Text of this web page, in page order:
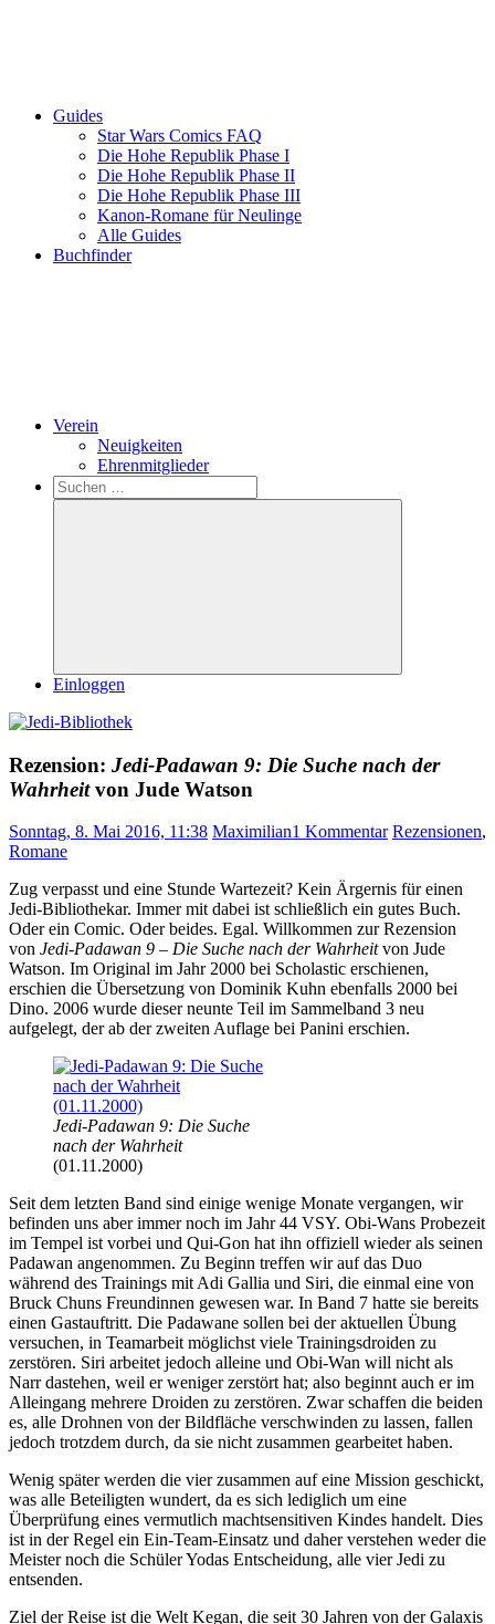
Guides
Star Wars Comics FAQ
Die Hohe Republik Phase I
Die Hohe Republik Phase II
Die Hohe Republik Phase III
Kanon-Romane für Neulinge
Alle Guides
Buchfinder
Verein
Neuigkeiten
Ehrenmitglieder
Search
Suchen
nach:
Suchen
Einloggen
Rezension: Jedi-Padawan 9: Die Suche nach der
Wahrheitvon Jude Watson
Sonntag, 8. Mai 2016, 11:38 Maximilian1 Kommentar Rezensionen,
Romane
Zug verpasst und eine Stunde Wartezeit? Kein Ärgernis für einen
Jedi-Bibliothekar. Immer mit dabei ist schließlich ein gutes Buch.
Oder ein Comic. Oder beides. Egal. Willkommen zur Rezension
von Jedi-Padawan 9 – Die Suche nach der Wahrheitvon Jude
Watson. Im Original im Jahr 2000 bei Scholastic erschienen,
erschien die Übersetzung von Dominik Kuhn ebenfalls 2000 bei
Dino. 2006 wurde dieser neunte Teil im Sammelband 3 neu
aufgelegt, der ab der zweiten Auflage bei Panini erschien.
Jedi-Padawan 9: Die Suche
nach der Wahrheit
(01.11.2000)
Seit dem letzten Band sind einige wenige Monate vergangen, wir
befinden uns aber immer noch im Jahr 44 VSY. Obi-Wans Probezeit
im Tempel ist vorbei und Qui-Gon hat ihn offiziell wieder als seinen
Padawan angenommen. Zu Beginn treffen wir auf das Duo
während des Trainings mit Adi Gallia und Siri, die einmal eine von
Bruck Chuns Freundinnen gewesen war. In Band 7 hatte sie bereits
einen Gastauftritt. Die Padawane sollen bei der aktuellen Übung
versuchen, in Teamarbeit möglichst viele Trainingsdroiden zu
zerstören. Siri arbeitet jedoch alleine und Obi-Wan will nicht als
Narr dastehen, weil er weniger zerstört hat; also beginnt auch er im
Alleingang mehrere Droiden zu zerstören. Zwar schaffen die beiden
es, alle Drohnen von der Bildfläche verschwinden zu lassen, fallen
jedoch trotzdem durch, da sie nicht zusammen gearbeitet haben.
Wenig später werden die vier zusammen auf eine Mission geschickt,
was alle Beteiligten wundert, da es sich lediglich um eine
Überprüfung eines vermutlich machtsensitiven Kindes handelt. Dies
ist in der Regel ein Ein-Team-Einsatz und daher verstehen weder die
Meister noch die Schüler Yodas Entscheidung, alle vier Jedi zu
entsenden.
Ziel der Reise ist die Welt Kegan, die seit 30 Jahren von der Galaxis